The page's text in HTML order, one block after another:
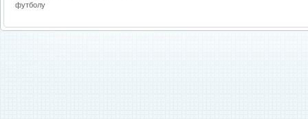
футболу